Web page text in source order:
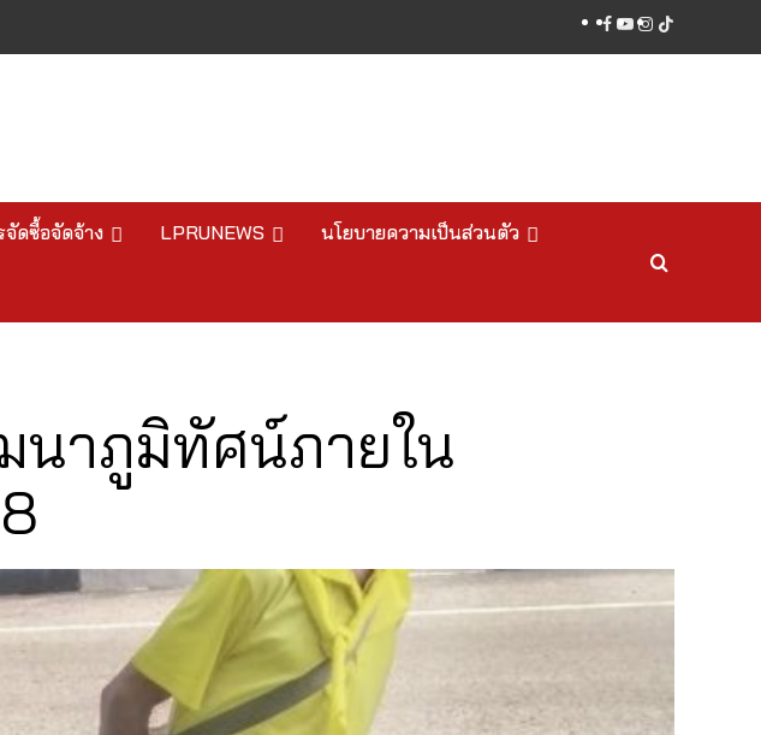
facebook
youtube
instagram
tiktok
จัดซื้อจัดจ้าง LPRUNEWS นโยบายความเป็นส่วนตัว
นาภูมิทัศน์ภายใน